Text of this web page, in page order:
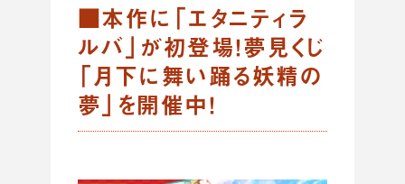
■本作に「エタニティラ
ルバ」が初登場！夢見くじ
「月下に舞い踊る妖精の
夢」を開催中！